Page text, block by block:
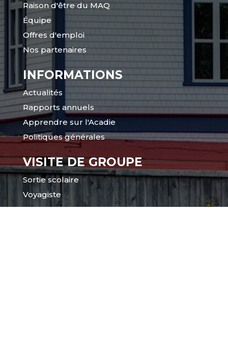
Raison d'être du MAQ
Équipe
Offres d'emploi
Nos partenaires
INFORMATIONS
Actualités
Rapports annuels
Apprendre sur l'Acadie
Politiques générales
VISITE DE GROUPE
Sortie scolaire
Voyagiste